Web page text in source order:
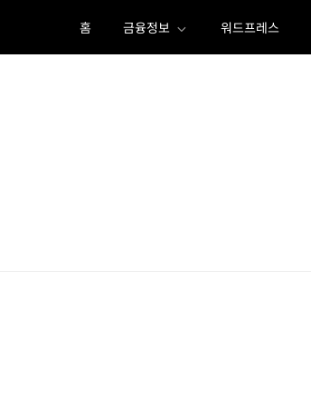
content
홈 금융정보 워드프레스